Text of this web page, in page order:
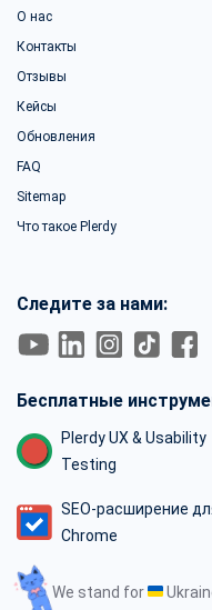
О нас
Контакты
Отзывы
Кейсы
Обновления
FAQ
Sitemap
Что такое Plerdy
Следите за нами:
Бесплатные
Plerdy UX & Usability
Testing
SEO-расширение
Chrome
We stand for